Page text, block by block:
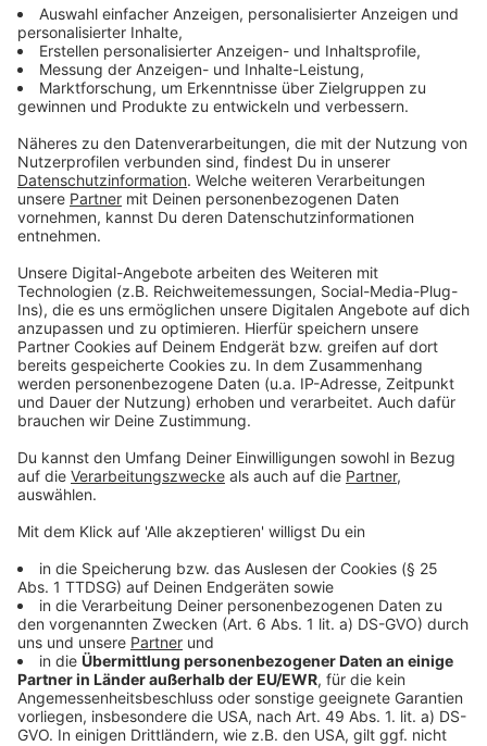
gewesen sein und ein weißes T-Shirt getragen haben.
Es hatte lange dunkelblonde Haare.
Der Täter wird als 25 bis 30 Jahre alt und etwa 1,75
hatte einen Vollbart sowie dunkle Haare. Zudem sei er
schlank gewesen.
Anzeige
Kontakt zur Polizei
Anzeige
Die Eltern des Mädchens und weitere Zeugen können
sich telefonisch unter 0221 229-0 oder per Mail
(poststelle.koeln@polizei.nrw.de) melden.
Anzeige
Weitere Meldungen aus unserer Stadt
Anzeige
Teil-Sperrung des Europarings ab Montag
E-Rezepte sorgen auch bei Leverkusener Ärzten für